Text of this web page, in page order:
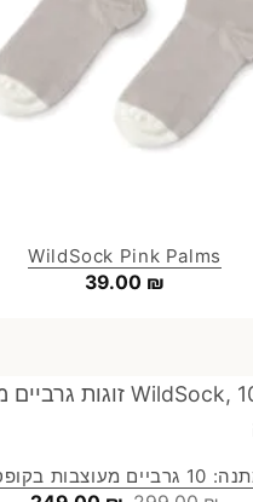
WildSock Pink Palms
39.00 ₪
בקופסת בוטיק